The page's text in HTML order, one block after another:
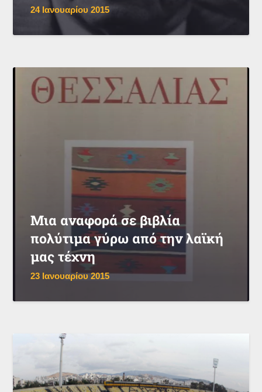
24 Ιανουαρίου 2015
Μια αναφορά σε βιβλία
πολύτιμα γύρω από την λαϊκή
μας τέχνη
23 Ιανουαρίου 2015